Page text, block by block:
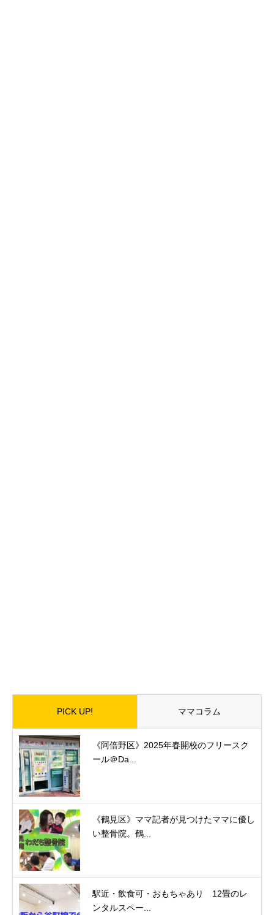
PICK UP! ママコラム
《阿倍野区》2025年春開校のフリースク
ール＠Da...
《鶴見区》ママ記者が見つけたママに優し
い整骨院。鶴...
駅近・飲食可・おもちゃあり 12畳のレ
ンタルスペー...